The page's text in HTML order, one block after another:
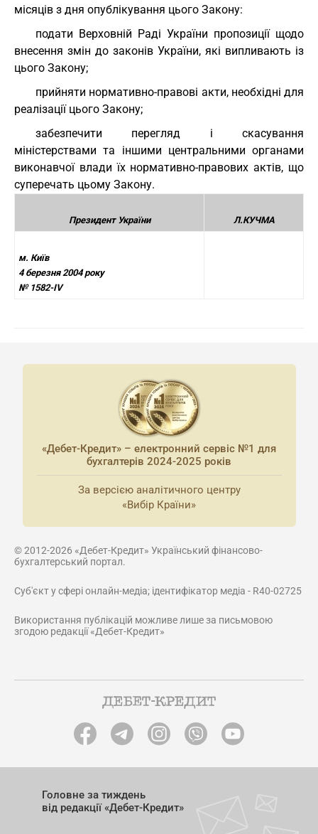
місяців з дня опублікування цього Закону:
подати Верховній Раді України пропозиції щодо
внесення змін до законів України, які випливають із
цього Закону;
прийняти нормативно-правові акти, необхідні для
реалізації цього Закону;
забезпечити перегляд і скасування
міністерствами та іншими центральними органами
виконавчої влади їх нормативно-правових актів, що
суперечать цьому Закону.
Президент України Л.КУЧМА
м. Київ
4 березня 2004 року
№ 1582-IV
«Дебет-Кредит» – електронний сервіс №1 для
бухгалтерів 2024-2025 років
За версією аналітичного центру
«Вибір Країни»
© 2012-2026 «Дебет-Кредит» Український фінансово-
бухгалтерський портал.
Суб'єкт у сфері онлайн-медіа; ідентифікатор медіа - R40-02725
Використання публікацій можливе лише за письмовою
згодою редакції «Дебет-Кредит»
Головне за тиждень
від редакції «Дебет-Кредит»